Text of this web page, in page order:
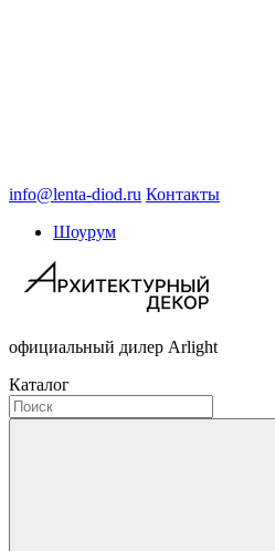
info@lenta-diod.ru Контакты
Шоурум
официальный дилер Arlight
Каталог